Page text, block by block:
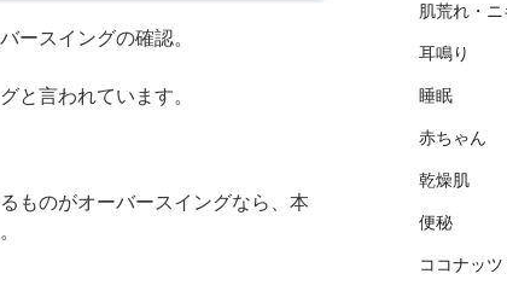
ースイングの確認。
と言われています。
ものがオーバースイングなら、本
肌荒れ・ニ
耳鳴り
睡眠
赤ちゃん
乾燥肌
便秘
ココナッツ